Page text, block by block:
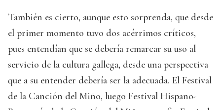
También es cierto, aunque esto sorprenda, que desde
el primer momento tuvo dos acérrimos críticos,
pues entendían que se debería remarcar su uso al
servicio de la cultura gallega, desde una perspectiva
que a su entender debería ser la adecuada. El Festival
de la Canción del Miño, luego Festival Hispano-